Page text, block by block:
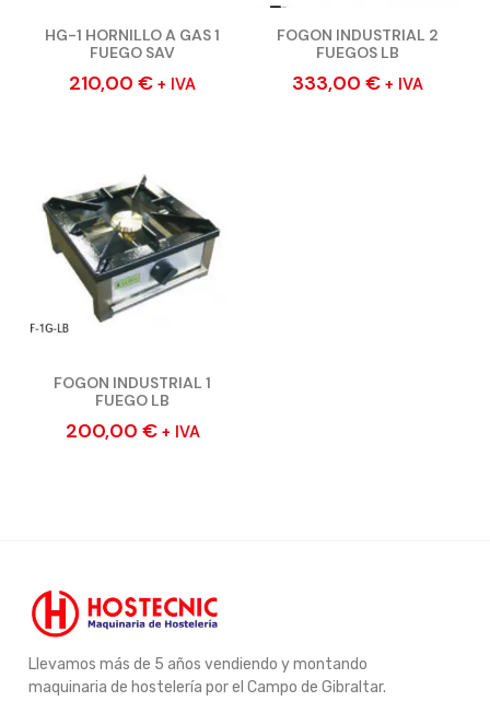
HG-1 HORNILLO A GAS 1
FUEGO SAV
210,00 € + IVA
FOGON INDUSTRIAL 2
FUEGOS LB
333,00 € + IVA
FOGON INDUSTRIAL 1
FUEGO LB
200,00 € + IVA
Llevamos más de 5 años vendiendo y montando
maquinaria de hostelería por el Campo de Gibraltar.